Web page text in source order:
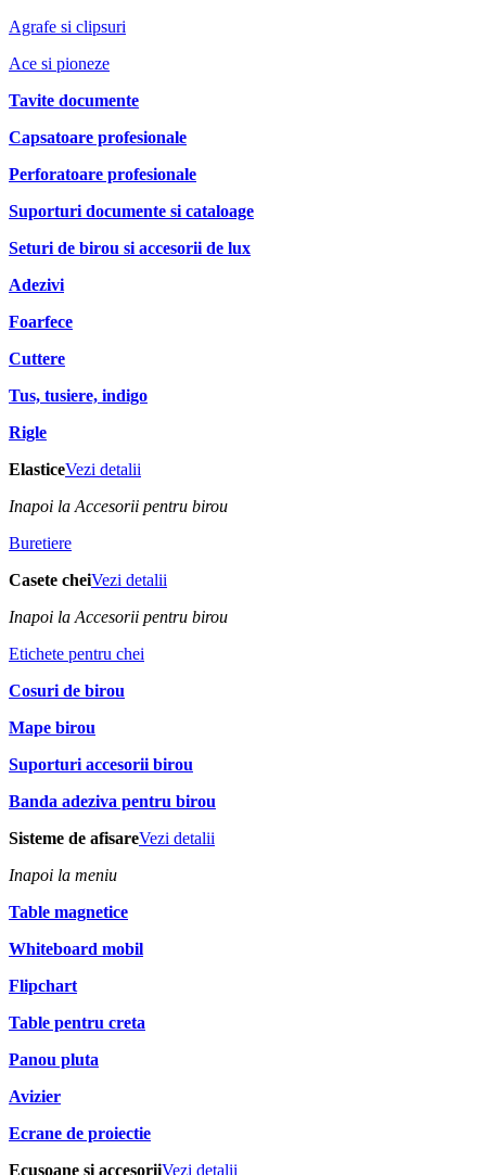
Agrafe si clipsuri
Ace si pioneze
Tavite documente
Capsatoare profesionale
Perforatoare profesionale
Suporturi documente si cataloage
Seturi de birou si accesorii de lux
Adezivi
Foarfece
Cuttere
Tus, tusiere, indigo
Rigle
ElasticeVezi detalii
Inapoi la Accesorii pentru birou
Buretiere
Casete cheiVezi detalii
Inapoi la Accesorii pentru birou
Etichete pentru chei
Cosuri de birou
Mape birou
Suporturi accesorii birou
Banda adeziva pentru birou
Sisteme de afisareVezi detalii
Inapoi la meniu
Table magnetice
Whiteboard mobil
Flipchart
Table pentru creta
Panou pluta
Avizier
Ecrane de proiectie
Ecusoane si accesoriiVezi detalii